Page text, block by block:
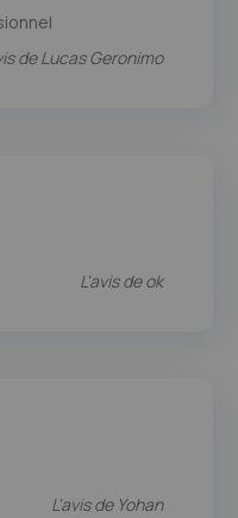
deLucas Geronimo
L'avis deok
L'avis de Yohan